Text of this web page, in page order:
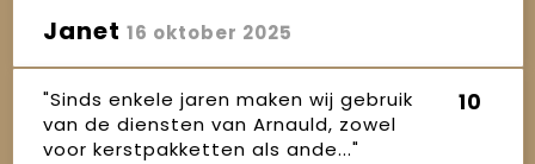
Janet 16 oktober 2025
"Sinds enkele jaren maken wij gebruik
van de diensten van Arnauld, zowel
voor kerstpakketten als ande..."
10